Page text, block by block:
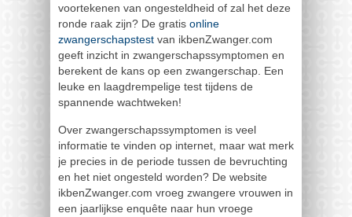
voortekenen van ongesteldheid of zal het deze
ronde raak zijn? De gratis online
zwangerschapstest van ikbenZwanger.com
geeft inzicht in zwangerschapssymptomen en
berekent de kans op een zwangerschap. Een
leuke en laagdrempelige test tijdens de
spannende wachtweken!
Over zwangerschapssymptomen is veel
informatie te vinden op internet, maar wat merk
je precies in de periode tussen de bevruchting
en het niet ongesteld worden? De website
ikbenZwanger.com vroeg zwangere vrouwen in
een jaarlijkse enquête naar hun vroege